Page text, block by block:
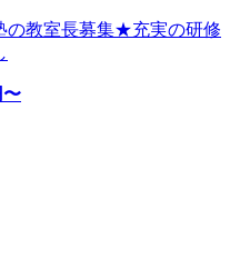
の教室長募集★充実の研修
〜